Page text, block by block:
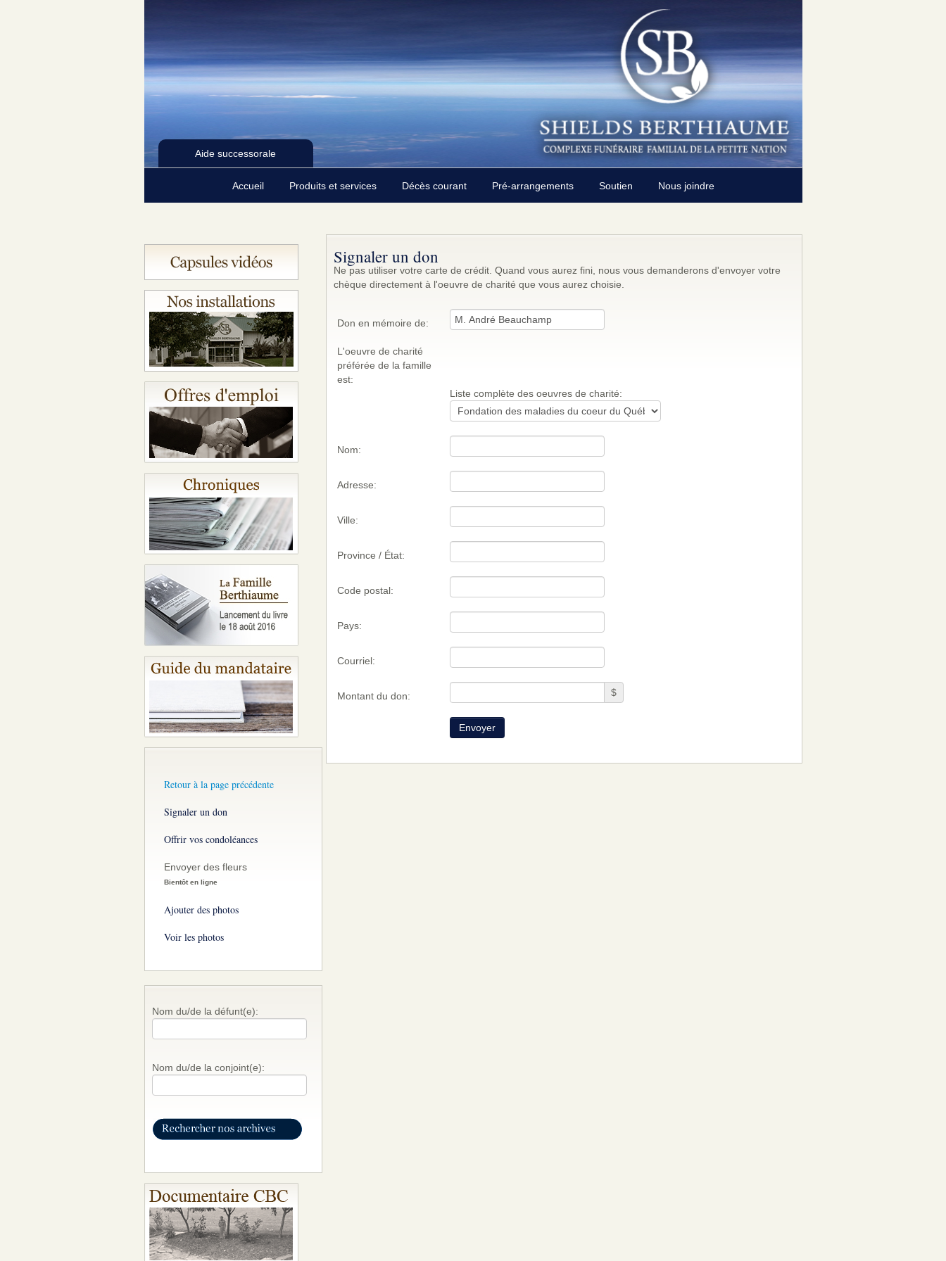
Aide successorale
Accueil Produits et services Décès courant Pré-arrangements Soutien Nous joindre
Retour à la page précédente
Signaler un don
Offrir vos condoléances
Envoyer des fleurs
Bientôt en ligne
Ajouter des photos
Voir les photos
Nom du/de la défunt(e):
Nom du/de la conjoint(e):
Signaler un don
Ne pas utiliser votre carte de crédit. Quand vous aurez fini, nous vous demanderons d'envoyer votre
chèque directement à l'oeuvre de charité que vous aurez choisie.
Don en mémoire de:
L'oeuvre de charité
préférée de la famille
est:
Liste complète des oeuvres de charité:
Nom:
Adresse:
Ville:
Province / État:
Code postal:
Pays:
Courriel:
Montant du don: $